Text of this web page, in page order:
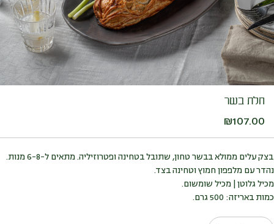
חלת בשר
₪107.00
בצק עלים ממולא בבשר טחון, שתובל בטחינה ופטרוזיליה. מתאים ל-6-8 מנות.
נהדר עם מלפפון חמוץ וטחינה בצד.
מכיל גלוטן | מכיל שומשום.
כמות באריזה: 500 גרם.